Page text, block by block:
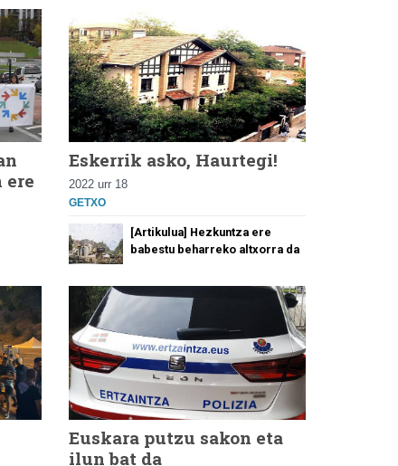
ere
Eskerrik asko, Haurtegi!
2022 urr 18
GETXO
[Artikulua] Hezkuntza ere
babestu beharreko altxorra da
Euskara putzu sakon eta
ilun bat da